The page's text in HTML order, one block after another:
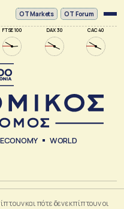
FTSE 100 DAX 30 CAC 40
ΟΤ Markets OT Forum
ECONOMY WORLD
και πότε δεν εκπίπτουν οι